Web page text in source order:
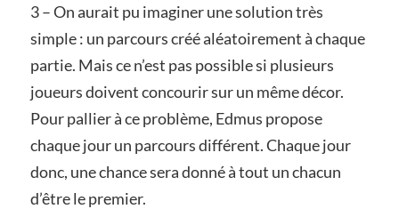
3 – On aurait pu imaginer une solution très
simple : un parcours créé aléatoirement à chaque
partie. Mais ce n’est pas possible si plusieurs
joueurs doivent concourir sur un même décor.
Pour pallier à ce problème, Edmus propose
chaque jour un parcours différent. Chaque jour
donc, une chance sera donné à tout un chacun
d’être le premier.